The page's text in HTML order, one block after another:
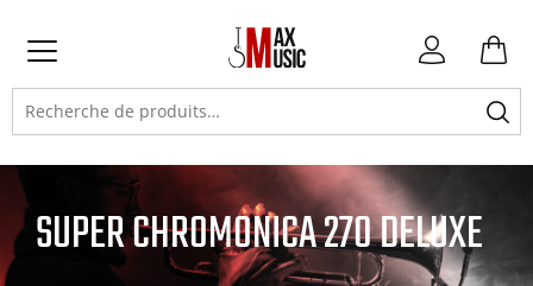
navigation
principale
navigation
secondaire
contenuPrimary
Menu
Recherche
pour :
Mon
SUPER CHROMONICA 270 DELUXE